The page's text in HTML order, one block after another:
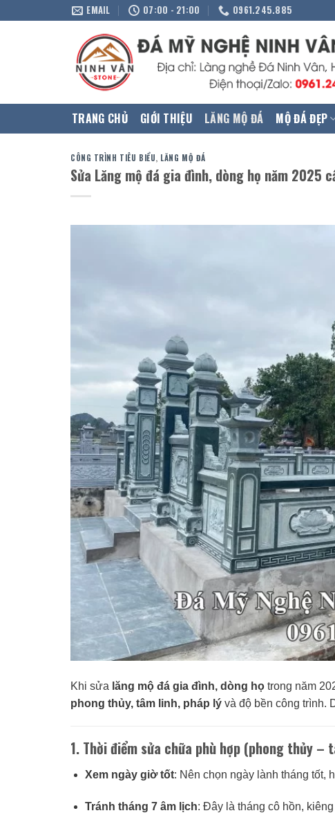
EMAIL 07:00 - 21:00 0961.245.885
TRANG CHỦ GIỚI THIỆU LĂNG MỘ ĐÁ MỘ ĐÁ ĐẸP
CÔNG TRÌNH TIÊU BIỂU, LĂNG MỘ ĐÁ
Sửa Lăng mộ đá gia đình, dòng họ năm 2025
Khi sửa lăng mộ đá gia đình, dòng họ trong năm
phong thủy, tâm linh, pháp lý và độ bền công trình.
1. Thời điểm sửa chữa phù hợp (phong thủy –
Xem ngày giờ tốt: Nên chọn ngày lành tháng
Tránh tháng 7 âm lịch: Đây là tháng cô hồn,